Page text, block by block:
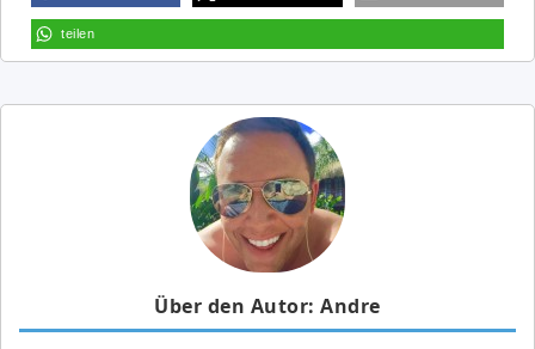
teilen
Über den Autor: Andre